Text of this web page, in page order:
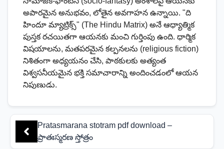
అపారమైన అనుభవం, లోతైన అవగాహన ఉన్నాయి. "ది
హిందూ మ్యాట్రిక్స్" (The Hindu Matrix) అనే ఆధ్యాత్మిక
పుస్తక రచయితగా ఆయనకు మంచి గుర్తింపు ఉంది. ధార్మిక
విషయాలను, మతపరమైన కల్పనలను (religious fiction)
నిశితంగా అధ్యయనం చేసి, పాఠకులకు అత్యంత
విశ్వసనీయమైన భక్తి సమాచారాన్ని అందించడంలో ఆయన
నిపుణుడు.
Pratasmarana stotram pdf download –
ప్రాతఃస్మరణ స్తోత్రం